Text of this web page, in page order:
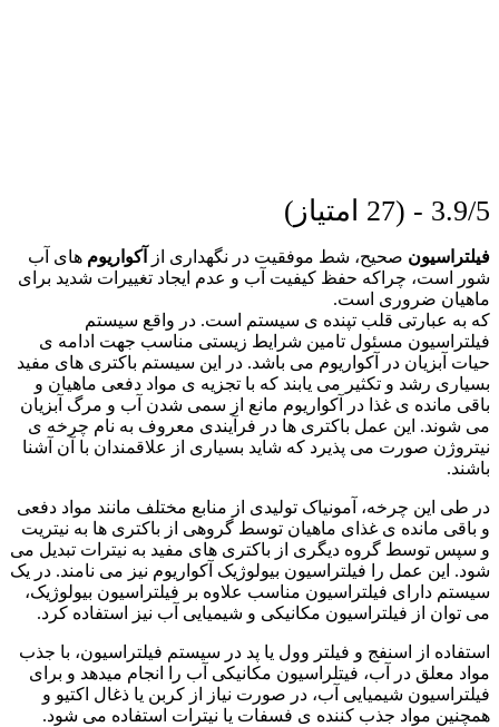
3.9/5 - (27 امتیاز)
فیلتراسیون صحیح، شط موفقیت در نگهداری از آکواریوم های آب
شور است، چراکه حفظ کیفیت آب و عدم ایجاد تغییرات شدید برای
ماهیان ضروری است.
که به عبارتی قلب تپنده ی سیستم است. در واقع سیستم
فیلتراسیون مسئول تامین شرایط زیستی مناسب جهت ادامه ی
حیات آبزیان در آکواریوم می باشد. در این سیستم باکتری های مفید
بسیاری رشد و تکثیر می یابند که با تجزیه ی مواد دفعی ماهیان و
باقی مانده ی غذا در آکواریوم مانع از سمی شدن آب و مرگ آبزیان
می شوند. این عمل باکتری ها در فرآیندی معروف به نام چرخه ی
نیتروژن صورت می پذیرد که شاید بسیاری از علاقمندان با آن آشنا
باشند.
در طی این چرخه، آمونیاک تولیدی از منابع مختلف مانند مواد دفعی
و باقی مانده ی غذای ماهیان توسط گروهی از باکتری ها به نیتریت
و سپس توسط گروه دیگری از باکتری های مفید به نیترات تبدیل می
شود. این عمل را فیلتراسیون بیولوژیک آکواریوم نیز می نامند. در یک
سیستم دارای فیلتراسیون مناسب علاوه بر فیلتراسیون بیولوژیک،
می توان از فیلتراسیون مکانیکی و شیمیایی آب نیز استفاده کرد.
استفاده از اسنفج و فیلتر وول یا پد در سیستم فیلتراسیون، با جذب
مواد معلق در آب، فیتلراسیون مکانیکی آب را انجام میدهد و برای
فیلتراسیون شیمیایی آب، در صورت نیاز از کربن یا ذغال اکتیو و
همچنین مواد جذب کننده ی فسفات یا نیترات استفاده می شود.